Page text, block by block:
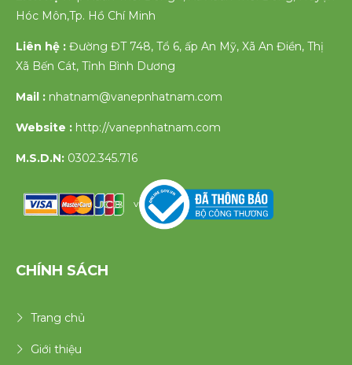
Hóc Môn,Tp. Hồ Chí Minh
Liên hệ : Đường ĐT 748, Tổ 6, ấp An Mỹ, Xã An Điền, Thị
Xã Bến Cát, Tỉnh Bình Dương
Mail : nhatnam@vanepnhatnam.com
Website : http://vanepnhatnam.com
M.S.D.N: 0302.345.716
v
CHÍNH SÁCH
Trang chủ
Giới thiệu